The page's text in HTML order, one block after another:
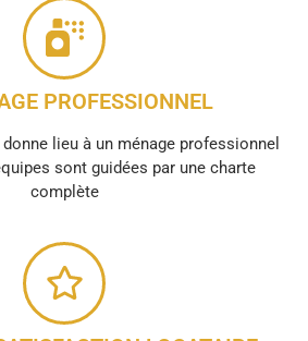
PROFESSIONNEL
lieu à un ménage professionnel
sont guidées par une charte
complète